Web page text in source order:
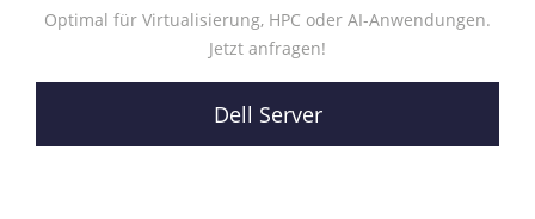
Optimal für Virtualisierung, HPC oder AI-Anwendungen.
Jetzt anfragen!
Dell Server